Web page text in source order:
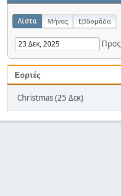
Λίστα Μήνας Εβδομάδα
Προς
Εορτές
Christmas (25 Δεκ)